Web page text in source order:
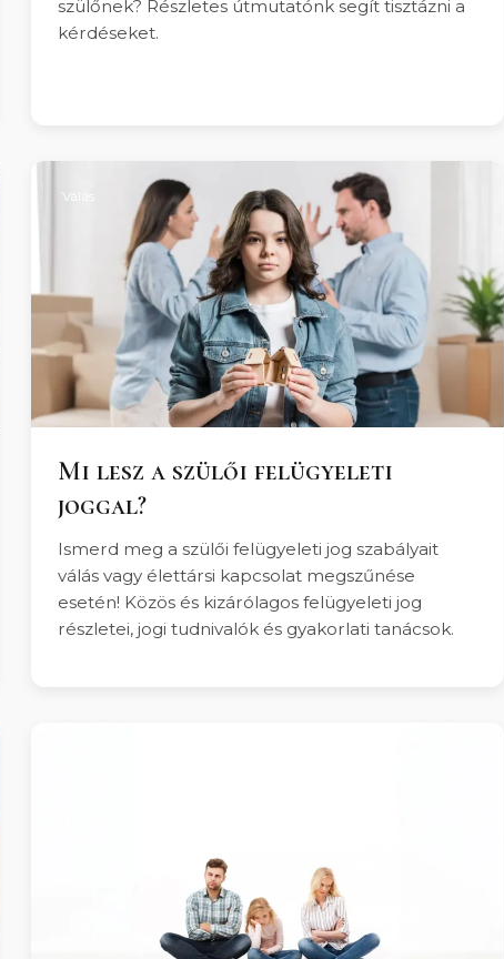
szülőnek? Részletes útmutatónk segít tisztázni a
kérdéseket.
Válás
Mi lesz a szülői felügyeleti
joggal?
Ismerd meg a szülői felügyeleti jog szabályait
válás vagy élettársi kapcsolat megszűnése
esetén! Közös és kizárólagos felügyeleti jog
részletei, jogi tudnivalók és gyakorlati tanácsok.